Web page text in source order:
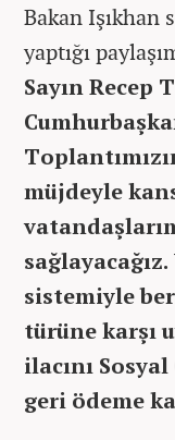
Bakan Işıkhan
yaptığı
Sayın Recep
müjdeyle
sistemiyle
türüne karşı
ilacını
geri ödeme